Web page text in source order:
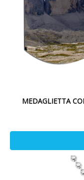
MEDAGLIETTA